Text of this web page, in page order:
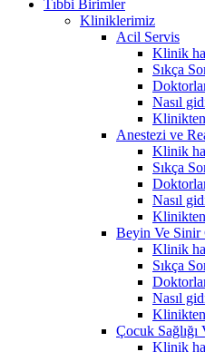
Tıbbi Birimler
Kliniklerimiz
Acil Servis
Klinik
Sıkça
Nasıl
Anestezi ve
Klinik
Sıkça
Nasıl
Beyin Ve Sinir
Klinik
Sıkça
Nasıl
Çocuk Sağlığı
Klinik